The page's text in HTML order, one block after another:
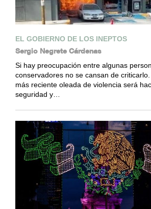
EL GOBIERNO DE LOS INEPTOS
Sergio Negrete Cárdenas
Si hay preocupación entre algunas
conservadores no se cansan de
más reciente oleada de violencia será
seguridad y…